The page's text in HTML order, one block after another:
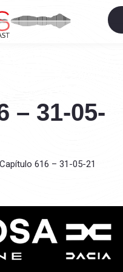
– 31-05-
Capítulo 616 – 31-05-21